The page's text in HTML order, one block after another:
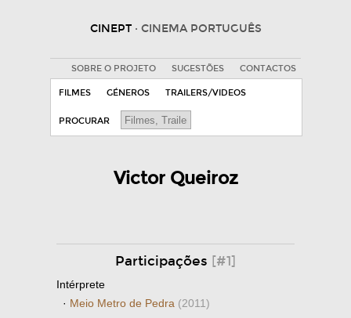
CINEPT · CINEMA PORTUGUÊS
SOBRE O PROJETO SUGESTÕES CONTACTOS
FILMES GÉNEROS TRAILERS/VIDEOS
PROCURAR
Victor Queiroz
Participações [#1]
Intérprete
· Meio Metro de Pedra (2011)